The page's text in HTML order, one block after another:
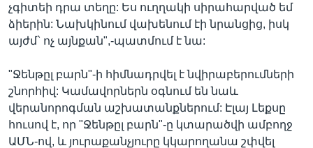
չգիտեի դրա տեղը: Ես ուղղակի սիրահարված եմ
ձիերին: Նախկինում վախենում էի նրանցից, իսկ
այժմ` ոչ այնքան",-պատմում է նա:
"Ջենթըլ բարն"-ի հիմնադրվել է նվիրաբերումների
շնորհիվ: Կամավորներն օգնում են նաև
վերանորոգման աշխատանքներում: Էլայ Լեքսը
հուսով է, որ "Ջենթըլ բարն"-ը կտարածվի ամբողջ
ԱՄՆ-ով, և յուրաքանչյուրը կկարողանա շփվել